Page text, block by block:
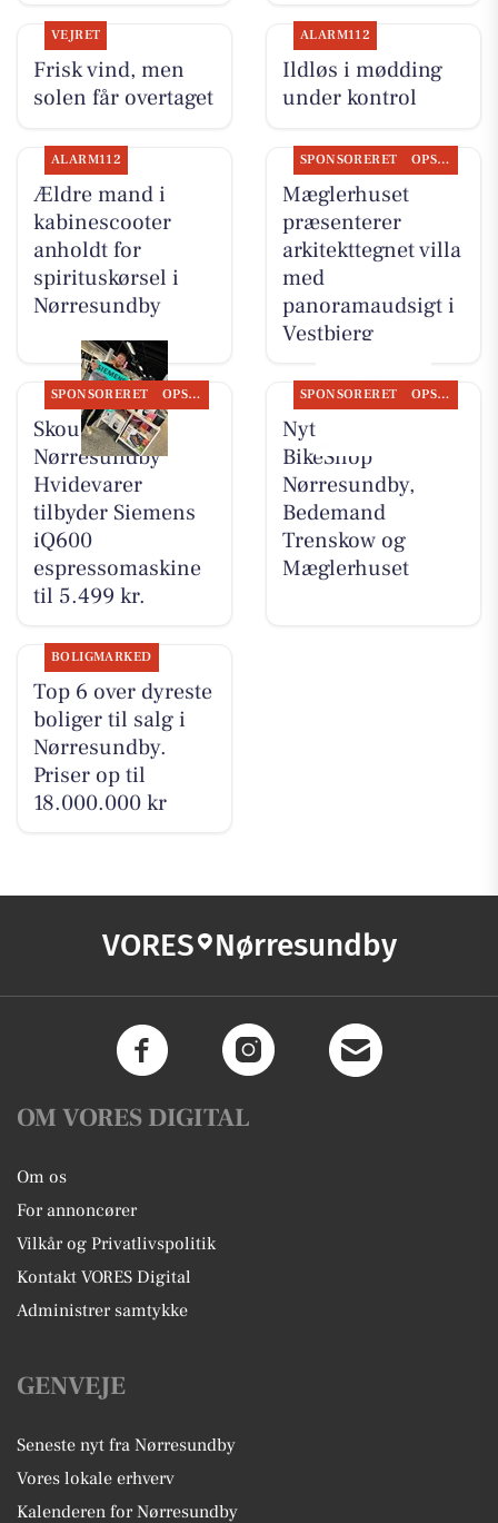
VEJRET
Frisk vind, men
solen får overtaget
ALARM112
Ildløs i mødding
under kontrol
ALARM112
Ældre mand i
kabinescooter
anholdt for
spirituskørsel i
Nørresundby
SPONSORERET OPSLAGSTAVLEN
Mæglerhuset
præsenterer
arkitekttegnet villa
med
panoramaudsigt i
Vestbjerg
SPONSORERET OPSLAGSTAVLEN
Skousen
Nørresundby
Hvidevarer
tilbyder Siemens
iQ600
espressomaskine
til 5.499 kr.
SPONSORERET OPSLAGSTAVLEN
Nyt fra Fri
BikeShop
Nørresundby,
Bedemand
Trenskow og
Mæglerhuset
BOLIGMARKED
Top 6 over dyreste
boliger til salg i
Nørresundby.
Priser op til
18.000.000 kr
VORES Nørresundby
OM VORES DIGITAL
Om os
For annoncører
Vilkår og Privatlivspolitik
Kontakt VORES Digital
Administrer samtykke
GENVEJE
Seneste nyt fra Nørresundby
Vores lokale erhverv
Kalenderen for Nørresundby